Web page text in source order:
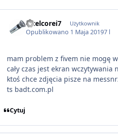
intelcorei7 Użytkownik
Opublikowano 1 Maja 20197 l
mam problem z fivem nie mogę
cały czas jest ekran wczytywania
ktoś chce zdjęcia pisze na
ts badt.com.pl
Cytuj